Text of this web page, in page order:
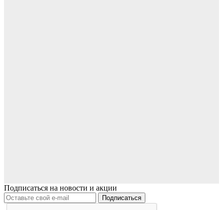
Подписаться на новости и акции
Подписаться